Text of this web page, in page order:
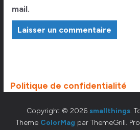
mail.
Politique de confidentialité
Copyright © 2026 smallthings.
Theme ColorMag par ThemeGrill.